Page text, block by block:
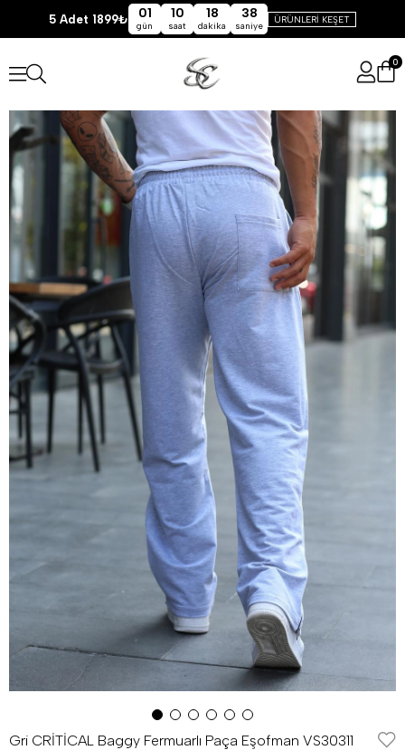
5 Adet 1899₺ 01
gün
10
saat
18
dakika
37
saniye
ÜRÜNLERİ KEŞET
0
Gri CRİTİCAL Baggy Fermuarlı Paça Eşofman VS30311